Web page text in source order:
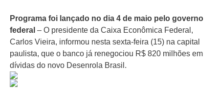
Programa foi lançado no dia 4 de maio pelo governo
federal – O presidente da Caixa Econômica Federal,
Carlos Vieira, informou nesta sexta-feira (15) na capital
paulista, que o banco já renegociou R$ 820 milhões em
dívidas do novo Desenrola Brasil.